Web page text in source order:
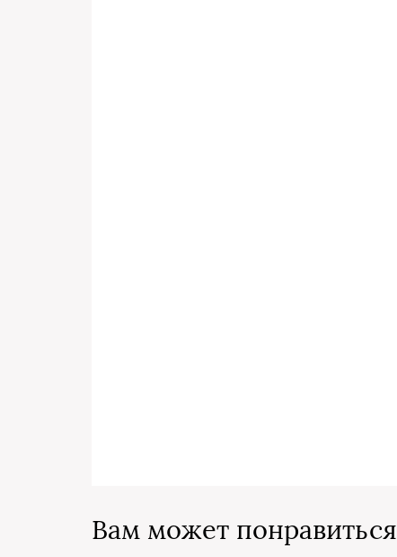
Вам может понравиться